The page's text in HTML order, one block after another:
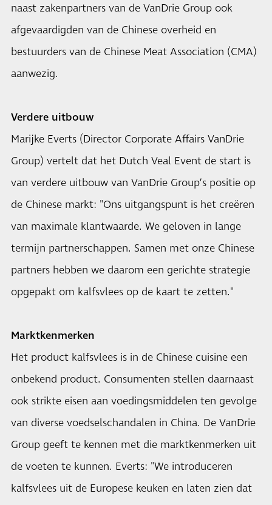
naast zakenpartners van de VanDrie Group ook
afgevaardigden van de Chinese overheid en
bestuurders van de Chinese Meat Association (CMA)
aanwezig.
Verdere uitbouw
Marijke Everts (Director Corporate Affairs VanDrie
Group) vertelt dat het Dutch Veal Event de start is
van verdere uitbouw van VanDrie Group’s positie op
de Chinese markt: "Ons uitgangspunt is het creëren
van maximale klantwaarde. We geloven in lange
termijn partnerschappen. Samen met onze Chinese
partners hebben we daarom een gerichte strategie
opgepakt om kalfsvlees op de kaart te zetten."
Marktkenmerken
Het product kalfsvlees is in de Chinese cuisine een
onbekend product. Consumenten stellen daarnaast
ook strikte eisen aan voedingsmiddelen ten gevolge
van diverse voedselschandalen in China. De VanDrie
Group geeft te kennen met die marktkenmerken uit
de voeten te kunnen. Everts: "We introduceren
kalfsvlees uit de Europese keuken en laten zien dat